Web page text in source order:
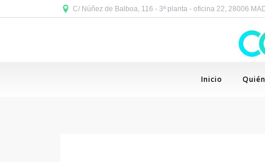
C/ Núñez de Balboa, 116 - 3ª planta - oficina 22, 28006
Inicio